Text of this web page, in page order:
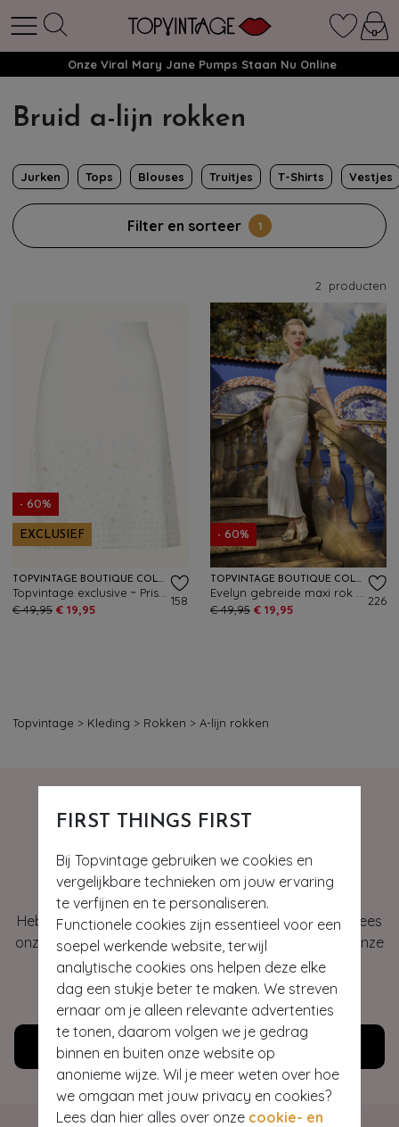
FIRST THINGS FIRST
Bij Topvintage gebruiken we cookies en
vergelijkbare technieken om jouw ervaring
te verfijnen en te personaliseren.
Functionele cookies zijn essentieel voor een
soepel werkende website, terwijl
analytische cookies ons helpen deze elke
dag een stukje beter te maken. We streven
ernaar om je alleen relevante advertenties
te tonen, daarom volgen we je gedrag
binnen en buiten onze website op
anonieme wijze. Wil je meer weten over hoe
we omgaan met jouw privacy en cookies?
Lees dan hier alles over onze cookie- en
Onze Viral Mary Jane Pumps Staan Nu Online
Bruid a-lijn rokken
Jurken Tops Blouses Truitjes T-Shirts Vestjes
Filter en sorteer 1
2 producten
- 60%
EXCLUSIEF
TOPVINTAGE BOUTIQUE COLLECTION
€ 49,95 € 19,95
158
- 60%
TOPVINTAGE BOUTIQUE COLLECTION
€ 49,95 € 19,95
226
Topvintage > Kleding > Rokken > A-lijn rokken
Hey gorgeous
Heb je vragen of heb je hulp nodig bij je bestelling? Lees
onze veelgestelde vragen of neem contact op met onze
klantenservice. Wij helpen je graag!
WE ZIJN NU OPEN
Klantenservice